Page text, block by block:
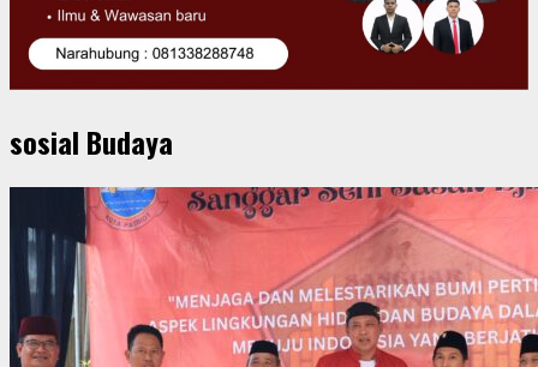
sosial Budaya